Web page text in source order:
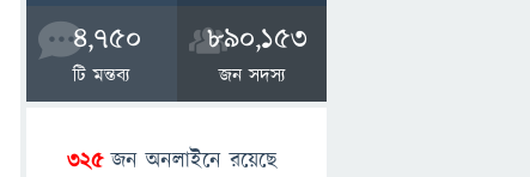
4,750
টি মন্তব্য
890,153
জন সদস্য
325জন অনলাইনে রয়েছে